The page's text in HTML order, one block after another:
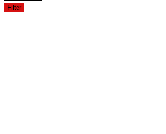
Filter